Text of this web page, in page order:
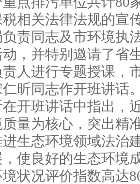
相关法律法规的宣
责同志及市环境执
，并特别邀请了省
人进行专题授课，
昕同志作开班讲话
班讲话中指出，
量为核心，突出精
生态环境领域法治
使良好的生态环境
状况评价指数高达